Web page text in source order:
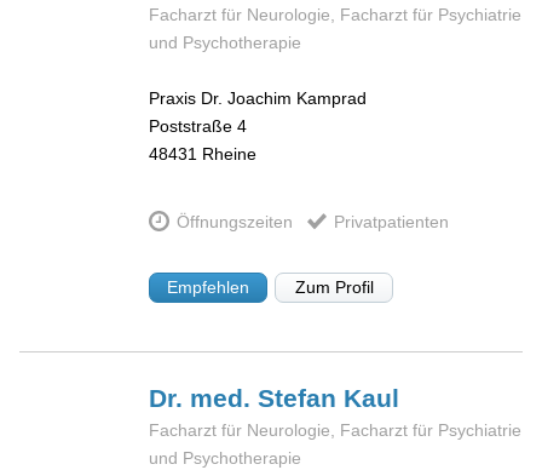
Facharzt für Neurologie, Facharzt für Psychiatrie
und Psychotherapie
Praxis Dr. Joachim Kamprad
Poststraße 4
48431 Rheine
Öffnungszeiten Privatpatienten
Empfehlen Zum Profil
Dr. med. Stefan Kaul
Facharzt für Neurologie, Facharzt für Psychiatrie
und Psychotherapie